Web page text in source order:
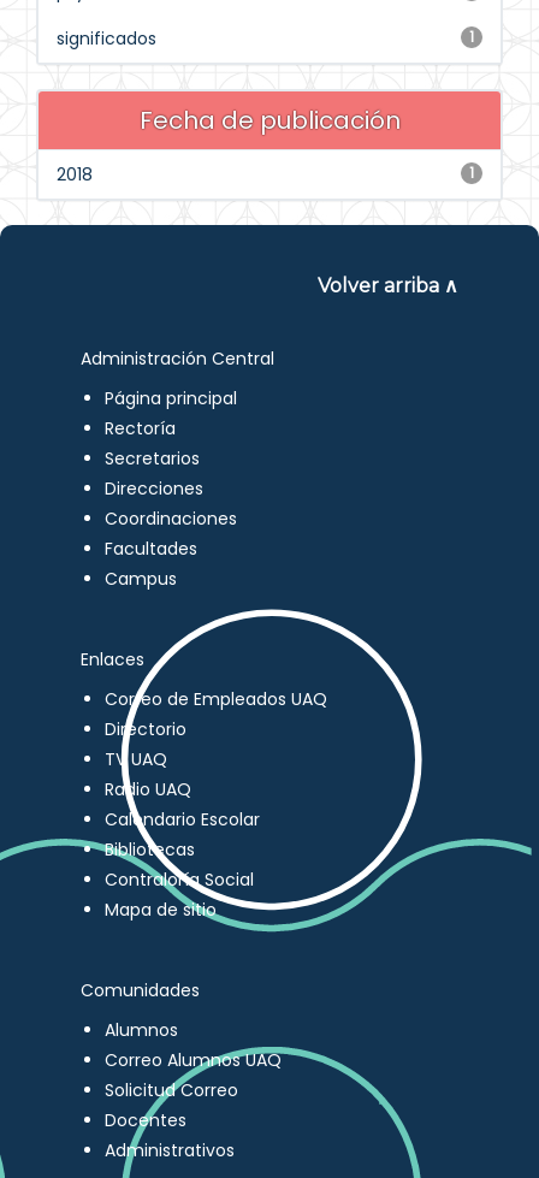
1
significados
Fecha de publicación
1
2018
Volver arriba ∧
Administración Central
Página principal
Rectoría
Secretarios
Direcciones
Coordinaciones
Facultades
Campus
Enlaces
Correo de Empleados UAQ
Directorio
TV UAQ
Radio UAQ
Calendario Escolar
Bibliotecas
Contraloría Social
Mapa de sitio
Comunidades
Alumnos
Correo Alumnos UAQ
Solicitud Correo
Docentes
Administrativos